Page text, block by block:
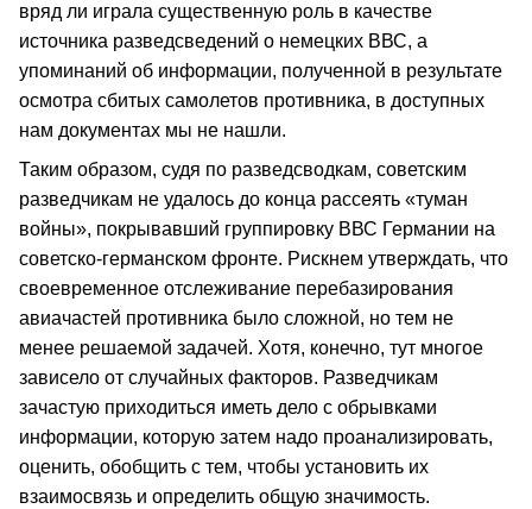
вряд ли играла существенную роль в качестве
источника разведсведений о немецких ВВС, а
упоминаний об информации, полученной в результате
осмотра сбитых самолетов противника, в доступных
нам документах мы не нашли.
Таким образом, судя по разведсводкам, советским
разведчикам не удалось до конца рассеять «туман
войны», покрывавший группировку ВВС Германии на
советско-германском фронте. Рискнем утверждать, что
своевременное отслеживание перебазирования
авиачастей противника было сложной, но тем не
менее решаемой задачей. Хотя, конечно, тут многое
зависело от случайных факторов. Разведчикам
зачастую приходиться иметь дело с обрывками
информации, которую затем надо проанализировать,
оценить, обобщить с тем, чтобы установить их
взаимосвязь и определить общую значимость.